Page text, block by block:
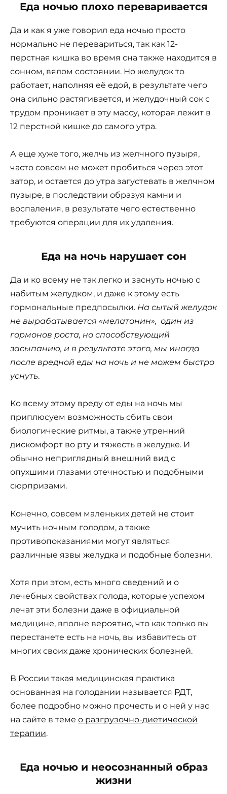
Еда ночью плохо переваривается
Да и как я уже говорил еда ночью просто
нормально не перевариться, так как 12-
перстная кишка во время сна также находится в
сонном, вялом состоянии. Но желудок то
работает, наполняя её едой, в результате чего
она сильно растягивается, и желудочный сок с
трудом проникает в эту массу, которая лежит в
12 перстной кишке до самого утра.
А еще хуже того, желчь из желчного пузыря,
часто совсем не может пробиться через этот
затор, и остается до утра загустевать в желчном
пузыре, в последствии образуя камни и
воспаления, в результате чего естественно
требуются операции для их удаления.
Еда на ночь нарушает сон
Да и ко всему не так легко и заснуть ночью с
набитым желудком, и даже к этому есть
гормональные предпосылки. На сытый желудок
не вырабатывается «мелатонин», один из
гормонов роста, но способствующий
засыпанию, и в результате этого, мы иногда
после вредной еды на ночь и не можем быстро
уснуть.
Ко всему этому вреду от еды на ночь мы
приплюсуем возможность сбить свои
биологические ритмы, а также утренний
дискомфорт во рту и тяжесть в желудке. И
обычно неприглядный внешний вид с
опухшими глазами отечностью и подобными
сюрпризами.
Конечно, совсем маленьких детей не стоит
мучить ночным голодом, а также
противопоказаниями могут являться
различные язвы желудка и подобные болезни.
Хотя при этом, есть много сведений и о
лечебных свойствах голода, которые успехом
лечат эти болезни даже в официальной
медицине, вполне вероятно, что как только вы
перестанете есть на ночь, вы избавитесь от
многих своих даже хронических болезней.
В России такая медицинская практика
основанная на голодании называется РДТ,
более подробно можно прочесть и о ней у нас
на сайте в теме о разгрузочно-диетической
терапии.
Еда ночью и неосознанный образ
жизни